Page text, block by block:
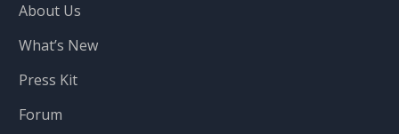
About Us
What’s New
Press Kit
Forum